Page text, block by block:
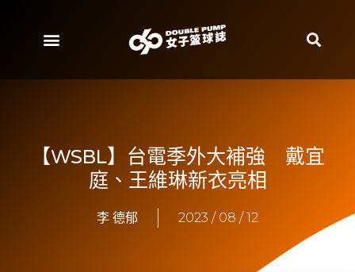
【WSBL】台電季外大補強 戴宜
庭、王維琳新衣亮相
李 德郁 2023 / 08 / 12